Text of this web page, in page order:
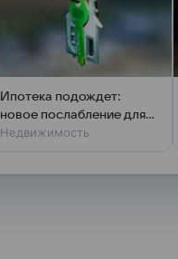
Ипотека подождет:
новое послабление для
родителей
Недвижимость